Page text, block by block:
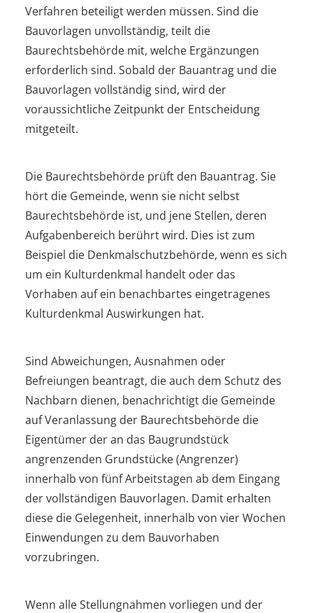
Verfahren beteiligt werden müssen. Sind die
Bauvorlagen unvollständig, teilt die
Baurechtsbehörde mit, welche Ergänzungen
erforderlich sind. Sobald der Bauantrag und die
Bauvorlagen vollständig sind, wird der
voraussichtliche Zeitpunkt der Entscheidung
mitgeteilt.
Die Baurechtsbehörde prüft den Bauantrag. Sie
hört die Gemeinde, wenn sie nicht selbst
Baurechtsbehörde ist, und jene Stellen, deren
Aufgabenbereich berührt wird. Dies ist zum
Beispiel die Denkmalschutzbehörde, wenn es sich
um ein Kulturdenkmal handelt oder das
Vorhaben auf ein benachbartes eingetragenes
Kulturdenkmal Auswirkungen hat.
Sind Abweichungen, Ausnahmen oder
Befreiungen beantragt, die auch dem Schutz des
Nachbarn dienen, benachrichtigt die Gemeinde
auf Veranlassung der Baurechtsbehörde die
Eigentümer der an das Baugrundstück
angrenzenden Grundstücke (Angrenzer)
innerhalb von fünf Arbeitstagen ab dem Eingang
der vollständigen Bauvorlagen. Damit erhalten
diese die Gelegenheit, innerhalb von vier Wochen
Einwendungen zu dem Bauvorhaben
vorzubringen.
Wenn alle Stellungnahmen vorliegen und der